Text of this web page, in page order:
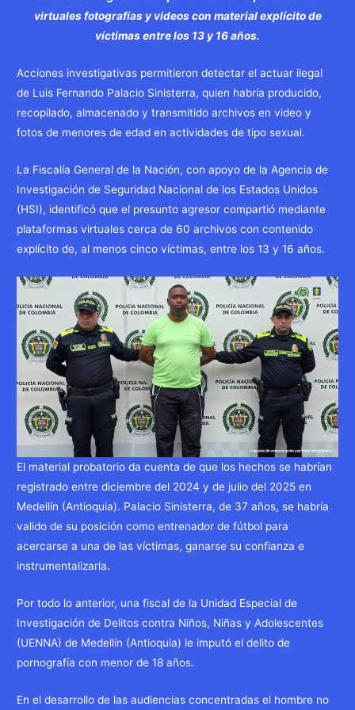
virtuales fotografías y videos con material explícito de
víctimas entre los 13 y 16 años.
Acciones investigativas permitieron detectar el actuar ilegal
de Luis Fernando Palacio Sinisterra, quien habría producido,
recopilado, almacenado y transmitido archivos en video y
fotos de menores de edad en actividades de tipo sexual.
La Fiscalía General de la Nación, con apoyo de la Agencia de
Investigación de Seguridad Nacional de los Estados Unidos
(HSI), identificó que el presunto agresor compartió mediante
plataformas virtuales cerca de 60 archivos con contenido
explícito de, al menos cinco víctimas, entre los 13 y 16 años.
El material probatorio da cuenta de que los hechos se habrían
registrado entre diciembre del 2024 y de julio del 2025 en
Medellín (Antioquia). Palacio Sinisterra, de 37 años, se habría
valido de su posición como entrenador de fútbol para
acercarse a una de las víctimas, ganarse su confianza e
instrumentalizarla.
Por todo lo anterior, una fiscal de la Unidad Especial de
Investigación de Delitos contra Niños, Niñas y Adolescentes
(UENNA) de Medellín (Antioquia) le imputó el delito de
pornografía con menor de 18 años.
En el desarrollo de las audiencias concentradas el hombre no